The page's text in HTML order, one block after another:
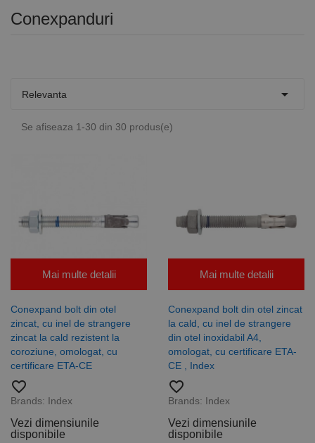
Conexpanduri
Relevanta 
Se afiseaza 1-30 din 30 produs(e)
Mai multe detalii
Conexpand bolt din otel
zincat, cu inel de strangere
zincat la cald rezistent la
coroziune, omologat, cu
certificare ETA-CE
favorite_border
Brands: Index
Vezi dimensiunile
disponibile
Mai multe detalii
Conexpand bolt din otel zincat
la cald, cu inel de strangere
din otel inoxidabil A4,
omologat, cu certificare ETA-
CE , Index
favorite_border
Brands: Index
Vezi dimensiunile
disponibile